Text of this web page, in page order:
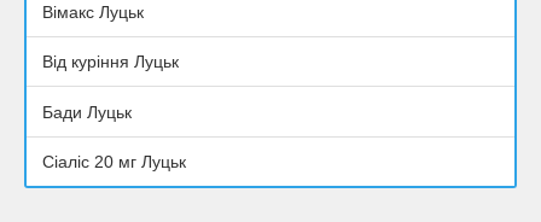
Вімакс Луцьк
Від куріння Луцьк
Бади Луцьк
Сіаліс 20 мг Луцьк